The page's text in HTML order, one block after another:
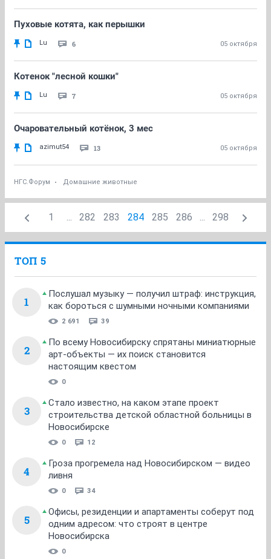
Пуховые котята, как перышки
Lu 6 05 октября
Котенок "лесной кошки"
Lu 7 05 октября
Очаровательный котёнок, 3 мес
azimut54 13 05 октября
НГС.Форум Домашние животные
1 ... 282 283 284 285 286 ... 298
ТОП 5
1
Послушал музыку — получил штраф: инструкция,
как бороться с шумными ночными компаниями
2 691 39
2
По всему Новосибирску спрятаны миниатюрные
арт-объекты — их поиск становится
настоящим квестом
0
3
Стало известно, на каком этапе проект
строительства детской областной больницы в
Новосибирске
0 12
4
Гроза прогремела над Новосибирском — видео
ливня
0 34
5
Офисы, резиденции и апартаменты соберут под
одним адресом: что строят в центре
Новосибирска
0